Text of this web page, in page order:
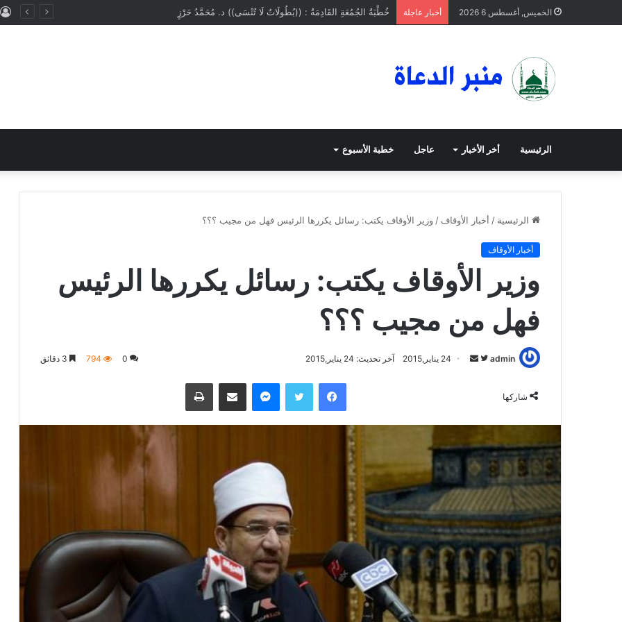
الخميس, أغسطس 6 2026 أخبار عاجلة خُطْبَةُ الجُمُعَةِ القَادِمَةُ : ((المَهَنُ في الْإِسْلَامِ طَرِيقُ الْعُمْرَانِ وَالْإِيمَانِ مَعًا)) د. مُحَمَّدُ حَرْزٍ
الرئيسية أخر الأخبار عاجل خطبة الأسبوع
الرئيسية / أخبار الأوقاف / وزير الأوقاف يكتب: رسائل يكررها الرئيس فهل من مجيب ؟؟؟
أخبار الأوقاف
وزير الأوقاف يكتب: رسائل يكررها الرئيس
فهل من مجيب ؟؟؟
admin
ت
ع
ل
ى
ت
و
ي
ت
ر
ب
ر
ي
ا
إ
ل
ك
ت
ر
و
ن
24 يناير,2015 آخر تحديث: 24 يناير,2015 0
794
شاركها
فيسبوك